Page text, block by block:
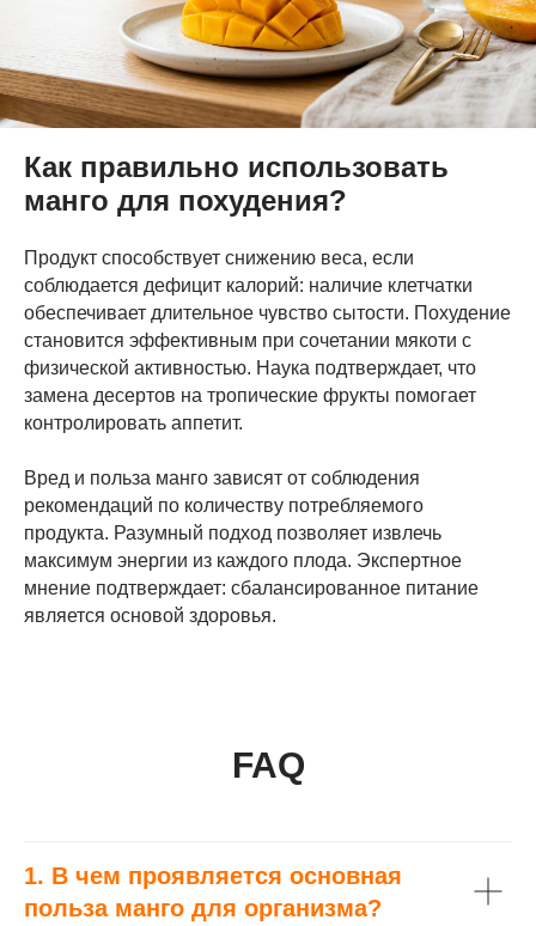
Как правильно использовать
манго для похудения?
Продукт способствует снижению веса, если
соблюдается дефицит калорий: наличие клетчатки
обеспечивает длительное чувство сытости. Похудение
становится эффективным при сочетании мякоти с
физической активностью. Наука подтверждает, что
замена десертов на тропические фрукты помогает
контролировать аппетит.
Вред и польза манго зависят от соблюдения
рекомендаций по количеству потребляемого
продукта. Разумный подход позволяет извлечь
максимум энергии из каждого плода. Экспертное
мнение подтверждает: сбалансированное питание
является основой здоровья.
FAQ
1. В чем проявляется основная
польза манго для организма?